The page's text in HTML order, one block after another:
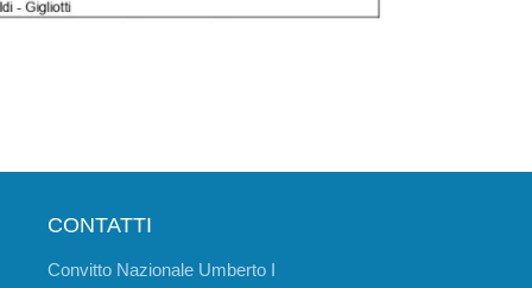
CONTATTI
Convitto Nazionale Umberto I